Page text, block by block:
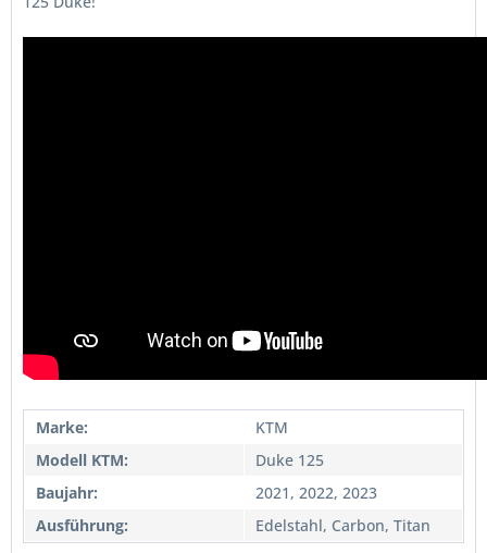
Marke:
KTM
Modell KTM:
Duke 125
Baujahr:
2021, 2022, 2023
Ausführung:
Edelstahl, Carbon, Titan